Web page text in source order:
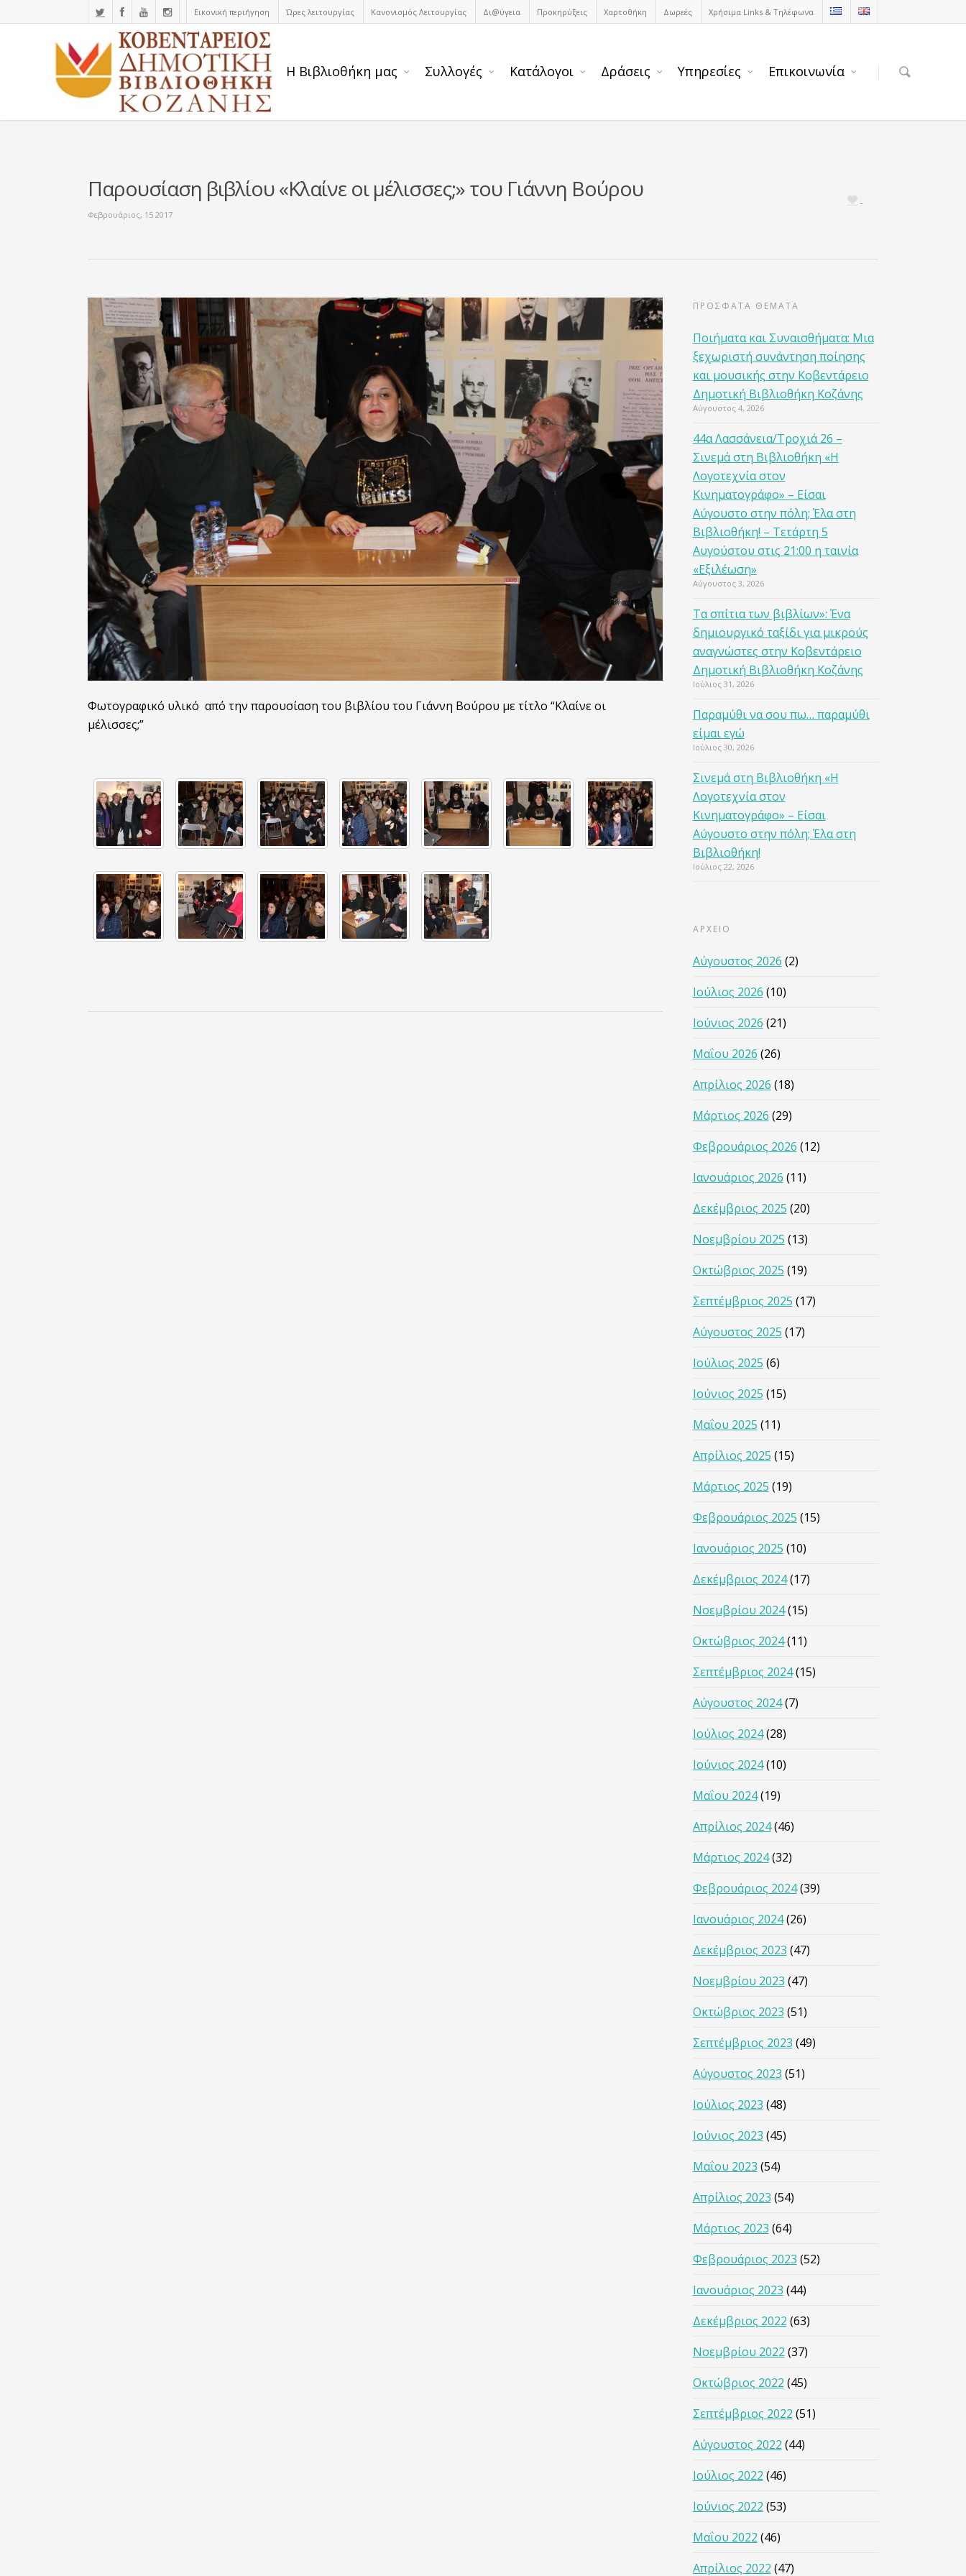
Εικονική περιήγηση Ώρες λειτουργίας Κανονισμός Λειτουργίας Δι@ύγεια Προκηρύξεις Χαρτοθήκη Δωρεές Χρήσιμα Links & Τηλέφωνα
Η Βιβλιοθήκη μας Συλλογές Κατάλογοι Δράσεις Υπηρεσίες Επικοινωνία
Παρουσίαση βιβλίου «Κλαίνε οι μέλισσες;» του Γιάννη Βούρου
Φεβρουάριος, 15 2017
Φωτογραφικό υλικό από την παρουσίαση του βιβλίου του Γιάννη Βούρου με τίτλο “Κλαίνε οι
μέλισσες;”
ΠΡΟΣΦΑΤΑ ΘΕΜΑΤΑ
Ποιήματα και Συναισθήματα: Μια
ξεχωριστή συνάντηση ποίησης
και μουσικής στην Κοβεντάρειο
Δημοτική Βιβλιοθήκη Κοζάνης
Αύγουστος 4, 2026
44α Λασσάνεια/Τροχιά 26 –
Σινεμά στη Βιβλιοθήκη «Η
Λογοτεχνία στον
Κινηματογράφο» – Είσαι
Αύγουστο στην πόλη; Έλα στη
Βιβλιοθήκη! – Τετάρτη 5
Αυγούστου στις 21:00 η ταινία
«Εξιλέωση»
Αύγουστος 3, 2026
Τα σπίτια των βιβλίων»: Ένα
δημιουργικό ταξίδι για μικρούς
αναγνώστες στην Κοβεντάρειο
Δημοτική Βιβλιοθήκη Κοζάνης
Ιούλιος 31, 2026
Παραμύθι να σου πω… παραμύθι
είμαι εγώ
Ιούλιος 30, 2026
Σινεμά στη Βιβλιοθήκη «Η
Λογοτεχνία στον
Κινηματογράφο» – Είσαι
Αύγουστο στην πόλη; Έλα στη
Βιβλιοθήκη!
Ιούλιος 22, 2026
ΑΡΧΕΙΟ
Αύγουστος 2026 (2)
Ιούλιος 2026 (10)
Ιούνιος 2026 (21)
Μαΐου 2026 (26)
Απρίλιος 2026 (18)
Μάρτιος 2026 (29)
Φεβρουάριος 2026 (12)
Ιανουάριος 2026 (11)
Δεκέμβριος 2025 (20)
Νοεμβρίου 2025 (13)
Οκτώβριος 2025 (19)
Σεπτέμβριος 2025 (17)
Αύγουστος 2025 (17)
Ιούλιος 2025 (6)
Ιούνιος 2025 (15)
Μαΐου 2025 (11)
Απρίλιος 2025 (15)
Μάρτιος 2025 (19)
Φεβρουάριος 2025 (15)
Ιανουάριος 2025 (10)
Δεκέμβριος 2024(17)
Νοεμβρίου 2024(15)
Οκτώβριος 2024(11)
Σεπτέμβριος 2024(15)
Αύγουστος 2024(7)
Ιούλιος 2024(28)
Ιούνιος 2024(10)
Μαΐου 2024(19)
Απρίλιος 2024(46)
Μάρτιος 2024(32)
Φεβρουάριος 2024(39)
Ιανουάριος 2024(26)
Δεκέμβριος 2023 (47)
Νοεμβρίου 2023 (47)
Οκτώβριος 2023 (51)
Σεπτέμβριος 2023 (49)
Αύγουστος 2023 (51)
Ιούλιος 2023 (48)
Ιούνιος 2023 (45)
Μαΐου 2023 (54)
Απρίλιος 2023 (54)
Μάρτιος 2023 (64)
Φεβρουάριος 2023 (52)
Ιανουάριος 2023 (44)
Δεκέμβριος 2022 (63)
Νοεμβρίου 2022 (37)
Οκτώβριος 2022 (45)
Σεπτέμβριος 2022 (51)
Αύγουστος 2022 (44)
Ιούλιος 2022 (46)
Ιούνιος 2022 (53)
Μαΐου 2022 (46)
Απρίλιος 2022 (47)